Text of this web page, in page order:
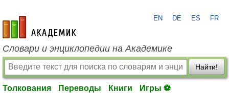
academic.ru
EN DE ES FR
Словари и энциклопедии на Академике
Найти!
Толкования Переводы Книги Игры ⚽